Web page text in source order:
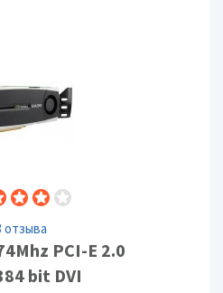
отзыва
PCI-E 2.0
bit DVI